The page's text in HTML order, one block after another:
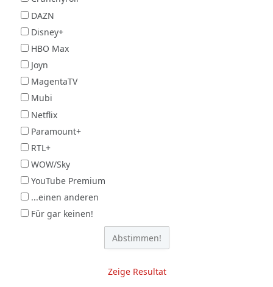
DAZN
Disney+
HBO Max
Joyn
MagentaTV
Mubi
Netflix
Paramount+
RTL+
WOW/Sky
YouTube Premium
...einen anderen
Für gar keinen!
Zeige Resultat